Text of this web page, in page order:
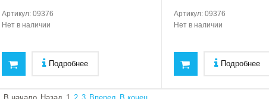
Артикул: 09376
Нет в наличии
Подробнее
Артикул: 09376
Нет в наличии
Подробнее